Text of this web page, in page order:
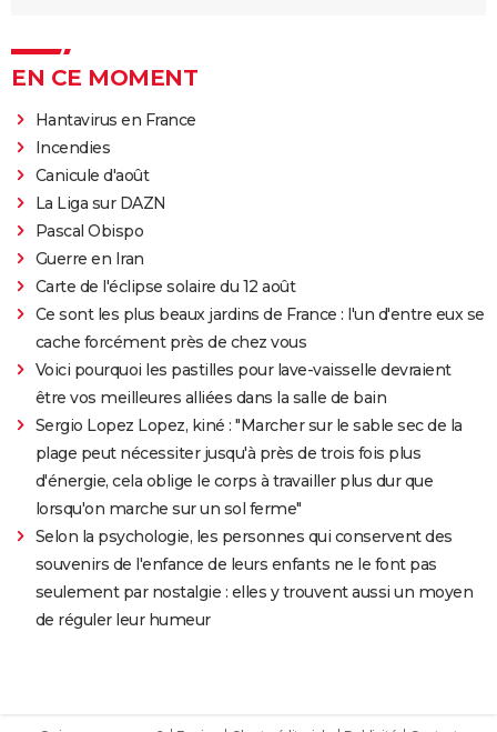
EN CE MOMENT
Hantavirus en France
Incendies
Canicule d'août
La Liga sur DAZN
Pascal Obispo
Guerre en Iran
Carte de l'éclipse solaire du 12 août
Ce sont les plus beaux jardins de France : l'un d'entre eux se
cache forcément près de chez vous
Voici pourquoi les pastilles pour lave-vaisselle devraient
être vos meilleures alliées dans la salle de bain
Sergio Lopez Lopez, kiné : "Marcher sur le sable sec de la
plage peut nécessiter jusqu'à près de trois fois plus
d'énergie, cela oblige le corps à travailler plus dur que
lorsqu'on marche sur un sol ferme"
Selon la psychologie, les personnes qui conservent des
souvenirs de l'enfance de leurs enfants ne le font pas
seulement par nostalgie : elles y trouvent aussi un moyen
de réguler leur humeur